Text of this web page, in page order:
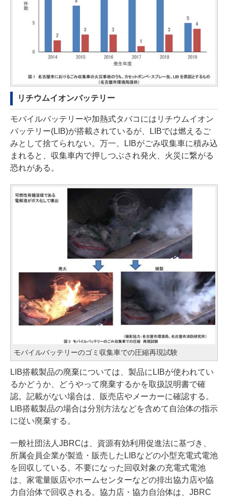
リチウムイオンバッテリー
モバイルバッテリーや加熱式タバコにはリチウムイオン
バッテリー(LIB)が搭載されているが、LIBでは燃えるご
みとして捨てられない。万一、LIBがごみ収集車に積み込
まれると、収集車内で押しつぶされ発火、火災に繋がる
恐れがある。
モバイルバッテリーのゴミ収集車での圧縮再現試験
LIB搭載製品の廃棄については、製品にLIBが使われてい
るかどうか、どうやって廃棄するかを取扱説明書で確
認。記載がない場合は、販売店やメーカーに確認する。
LIB搭載製品の場合は分別方法などを含めて自治体の指示
に従い廃棄する。
一般社団法人JBRCは、資源有効利用促進法に基づき、
所属会員企業が製造・販売したLIBなどの小型充電式電池
を回収している。不要になった回収対象の充電式電池
は、家電量販店やホームセンターなどの排出協力店や協
力自治体で回収される。協力店・協力自治体は、 JBRC